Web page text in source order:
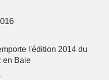
l'édition 2014 du
en Baie